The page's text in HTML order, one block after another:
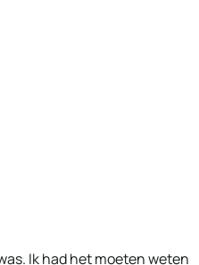
Ik had het moeten weten